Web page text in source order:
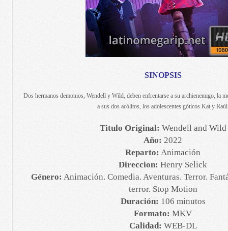
SINOPSIS
Dos hermanos demonios, Wendell y Wild, deben enfrentarse a su archienemigo, la
a sus dos acólitos, los adolescentes góticos Kat y
Titulo Original: Wendell and Wild
Año: 2022
Reparto: Animación
Direccion: Henry Selick
Género: Animación. Comedia. Aventuras. Terror.
terror. Stop Motion
Duración: 106 minutos
Formato: MKV
Calidad: WEB-DL